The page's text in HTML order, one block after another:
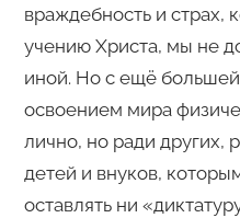
враждебность и страх,
учению Христа, мы не
иной. Но с ещё большей
освоением мира
лично, но ради других,
детей и внуков,
оставлять ни